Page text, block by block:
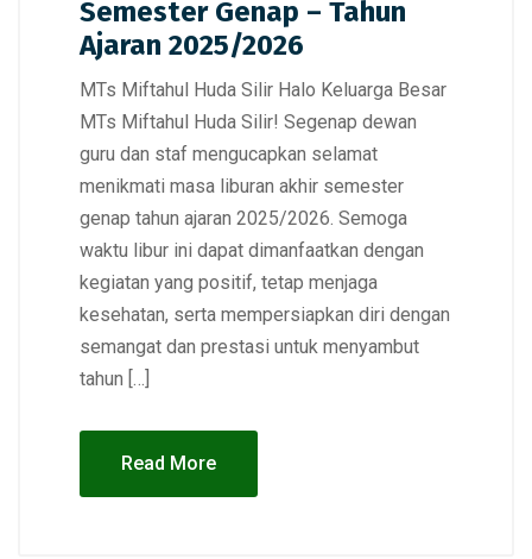
Semester Genap – Tahun
Ajaran 2025/2026
MTs Miftahul Huda Silir Halo Keluarga Besar
MTs Miftahul Huda Silir! Segenap dewan
guru dan staf mengucapkan selamat
menikmati masa liburan akhir semester
genap tahun ajaran 2025/2026. Semoga
waktu libur ini dapat dimanfaatkan dengan
kegiatan yang positif, tetap menjaga
kesehatan, serta mempersiapkan diri dengan
semangat dan prestasi untuk menyambut
tahun […]
Read More